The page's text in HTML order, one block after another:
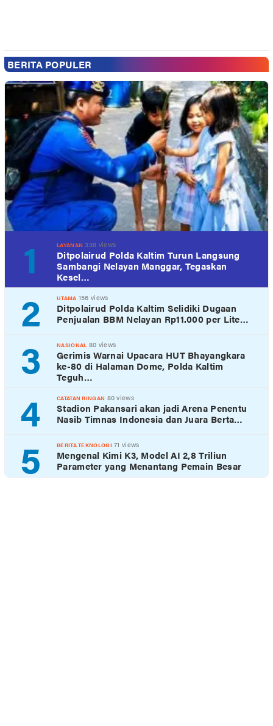
BERITA POPULER
1 LAYANAN 338 views
Ditpolairud Polda Kaltim Turun Langsung
Sambangi Nelayan Manggar, Tegaskan
Kesel…
2 UTAMA 156 views
Ditpolairud Polda Kaltim Selidiki Dugaan
Penjualan BBM Nelayan Rp11.000 per Lite…
3 NASIONAL 80 views
Gerimis Warnai Upacara HUT Bhayangkara
ke-80 di Halaman Dome, Polda Kaltim
Teguh…
4 CATATAN RINGAN 80 views
Stadion Pakansari akan jadi Arena Penentu
Nasib Timnas Indonesia dan Juara Berta…
5 BERITA TEKNOLOGI 71 views
Mengenal Kimi K3, Model AI 2,8 Triliun
Parameter yang Menantang Pemain Besar